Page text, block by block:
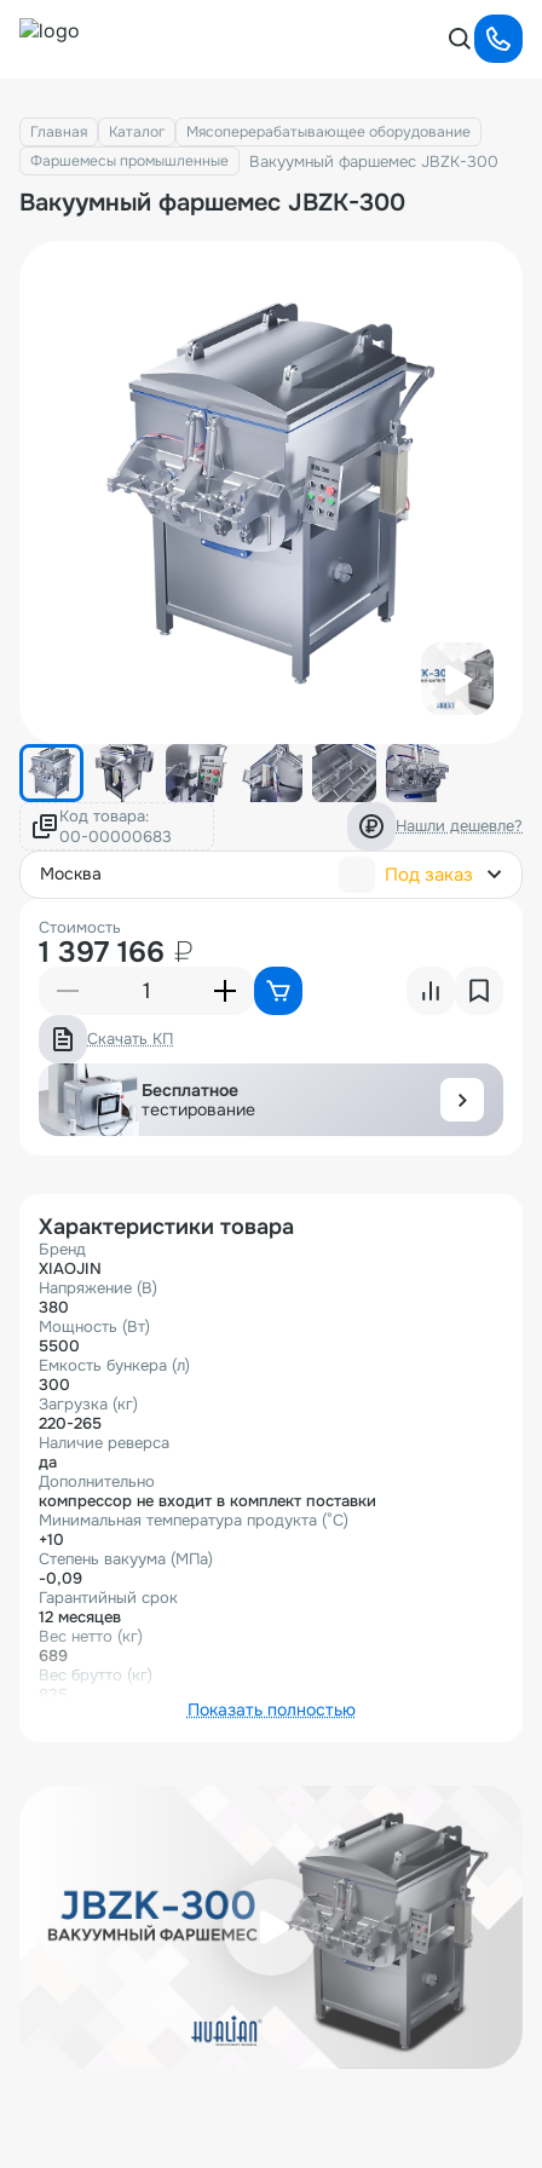
Главная Каталог
Мясоперерабатывающее оборудование
Фаршемесы промышленные
Вакуумный фаршемес JBZK-300
Вакуумный фаршемес JBZK-300
Код товара: Нашли дешевле?
москва Под заказ
Стоимость
1 397 166 ₽
Скачать КП
Бесплатное
тестирование
Характеристики товара
Бренд
XIAOJIN
Напряжение (В)
380
Мощность (Вт)
5500
Емкость бункера (л)
300
Загрузка (кг)
220-265
Наличие реверса
да
Дополнительно
компрессор не входит в комплект поставки
Минимальная температура продукта (°C)
+10
Степень вакуума (МПа)
-0,09
Гарантийный срок
12 месяцев
Вес нетто (кг)
689
Вес брутто (кг)
835
Габариты (Д×Ш×В) (мм)
Фаршемесильный аппарат JBZK300 представляет
серию универсальных фаршемесов для приготовления
фаршей и начинок из различных видов сырья – мяса,
рыбы, птицы, овощей, творога и т.п.
Главной особенностью машины является обработка
сырья в вакуумной среде, благодаря этому фарш
полностью освобождается от воздуха, осуществляется
повторное уничтожение бактерий, продукт
приобретает более выраженный цвет, увеличиваются
сроки годности. Произведённые из такого фарша
Показать полностью